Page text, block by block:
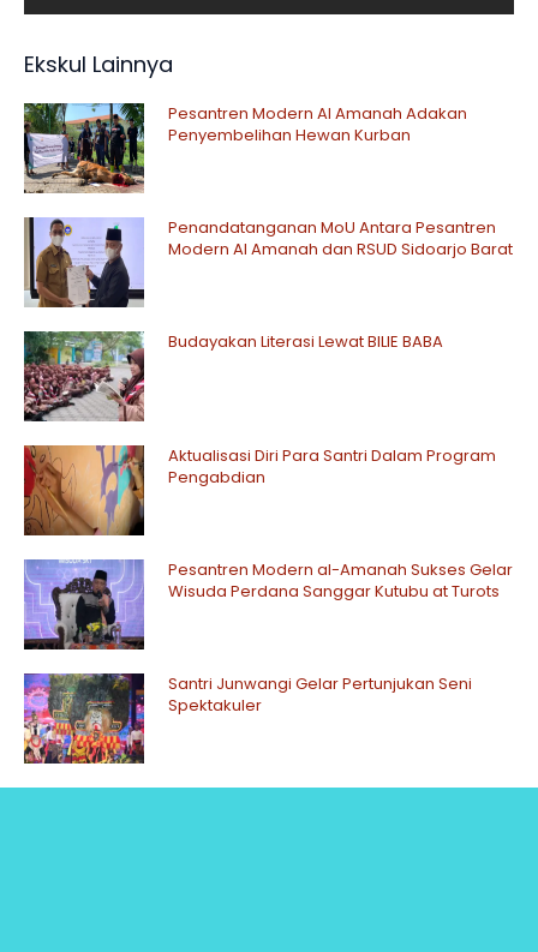
Ekskul Lainnya
Pesantren Modern Al Amanah Adakan
Penyembelihan Hewan Kurban
Penandatanganan MoU Antara Pesantren
Modern Al Amanah dan RSUD Sidoarjo Barat
Budayakan Literasi Lewat BILIE BABA
Aktualisasi Diri Para Santri Dalam Program
Pengabdian
Pesantren Modern al-Amanah Sukses Gelar
Wisuda Perdana Sanggar Kutubu at Turots
Santri Junwangi Gelar Pertunjukan Seni
Spektakuler